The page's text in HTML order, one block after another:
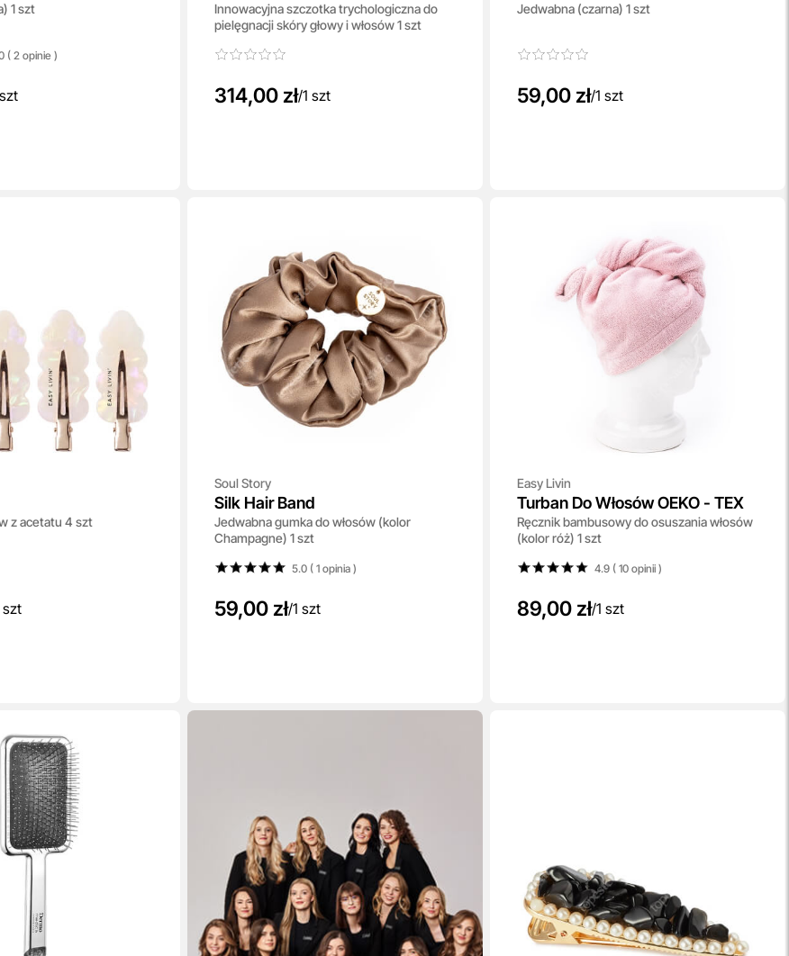
1 szt
( 2opinie)
Innowacyjna szczotka trychologiczna do
pielęgnacji skóry głowy i włosów 1 szt
314,00 zł/1 szt
Jedwabna (czarna) 1 szt
59,00 zł/1 szt
z acetatu 4 szt
Soul Story
Silk Hair Band
Jedwabna gumka do włosów (kolor
Champagne) 1 szt
5.0 ( 1opinia)
59,00 zł/1 szt
Easy Livin
Turban Do Włosów OEKO - TEX
Ręcznik bambusowy do osuszania włosów
(kolor róż) 1 szt
4.9 ( 10opinii)
89,00 zł/1 szt